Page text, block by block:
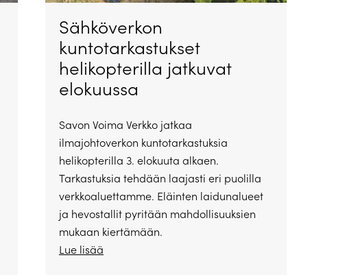
Sähköverkon
kuntotarkastukset
helikopterilla jatkuvat
elokuussa
Savon Voima Verkko jatkaa
ilmajohtoverkon kuntotarkastuksia
helikopterilla 3. elokuuta alkaen.
Tarkastuksia tehdään laajasti eri puolilla
verkkoaluettamme. Eläinten laidunalueet
ja hevostallit pyritään mahdollisuuksien
mukaan kiertämään.
Lue lisää